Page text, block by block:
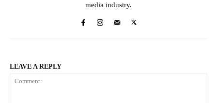
media industry.
LEAVE A REPLY